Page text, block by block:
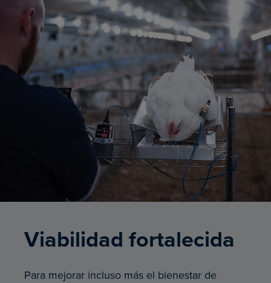
Viabilidad fortalecida
Para mejorar incluso más el bienestar de